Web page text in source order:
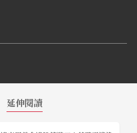
延伸閱讀